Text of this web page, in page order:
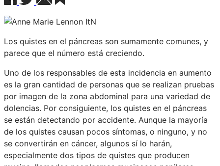
Los quistes en el páncreas son sumamente comunes, y
parece que el número está creciendo.
Uno de los responsables de esta incidencia en aumento
es la gran cantidad de personas que se realizan pruebas
por imagen de la zona abdominal para una variedad de
dolencias. Por consiguiente, los quistes en el páncreas
se están detectando por accidente. Aunque la mayoría
de los quistes causan pocos síntomas, o ninguno, y no
se convertirán en cáncer, algunos sí lo harán,
especialmente dos tipos de quistes que producen